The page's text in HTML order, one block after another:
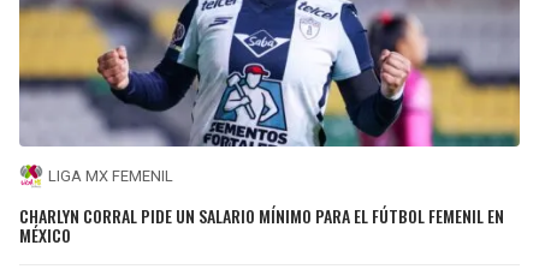
LIGA MX FEMENIL
CHARLYN CORRAL PIDE UN SALARIO MÍNIMO PARA EL FÚTBOL FEMENIL EN
MÉXICO